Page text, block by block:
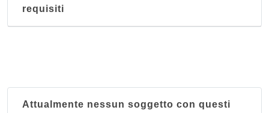
requisiti
Attualmente nessun soggetto con questi